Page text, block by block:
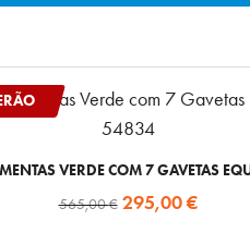
VERDE COM 7 GAVETAS
565,00€ O
295,00€O